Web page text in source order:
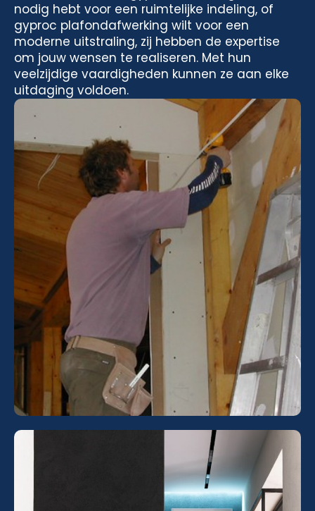
nodig hebt voor een ruimtelijke indeling, of
gyproc plafondafwerking wilt voor een
moderne uitstraling, zij hebben de expertise
om jouw wensen te realiseren. Met hun
veelzijdige vaardigheden kunnen ze aan elke
uitdaging voldoen.